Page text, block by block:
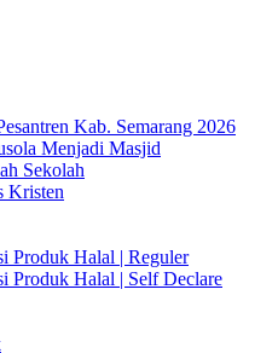
Kab. Semarang 2026
Menjadi Masjid
Sekolah
Kristen
Produk Halal | Reguler
Produk Halal | Self Declare